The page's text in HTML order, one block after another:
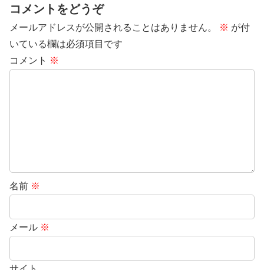
コメントをどうぞ
メールアドレスが公開されることはありません。 ※ が付
いている欄は必須項目です
コメント ※
名前 ※
メール ※